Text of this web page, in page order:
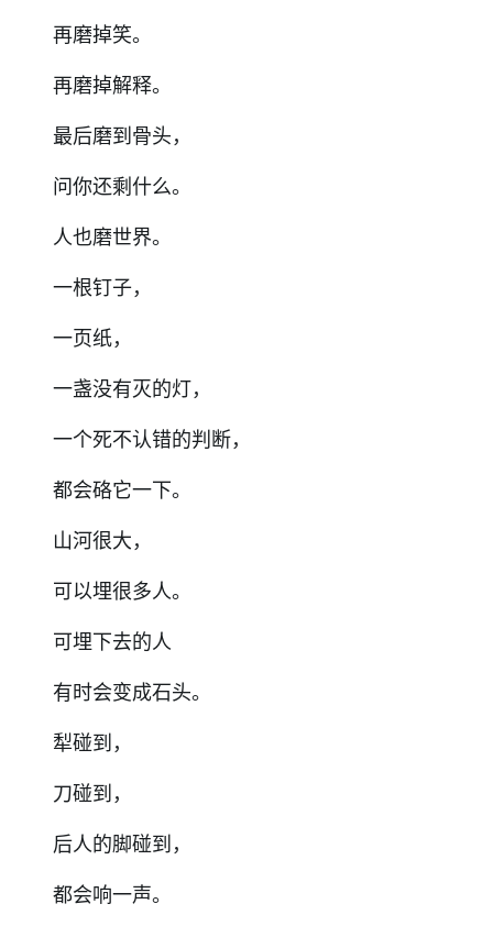
再磨掉笑。
再磨掉解释。
最后磨到骨头，
问你还剩什么。
人也磨世界。
一根钉子，
一页纸，
一盏没有灭的灯，
一个死不认错的判断，
都会硌它一下。
山河很大，
可以埋很多人。
可埋下去的人
有时会变成石头。
犁碰到，
刀碰到，
后人的脚碰到，
都会响一声。